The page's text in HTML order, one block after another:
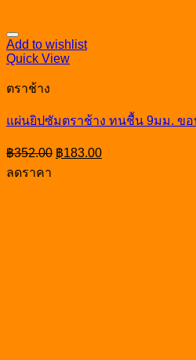
Add to wishlist
Quick View
ตราช้าง
แผ่นยิปซัมตราช้าง ทนชื้น 9มม. ขอ
฿352.00 Original
price
฿183.00Current
price
ลดราคา